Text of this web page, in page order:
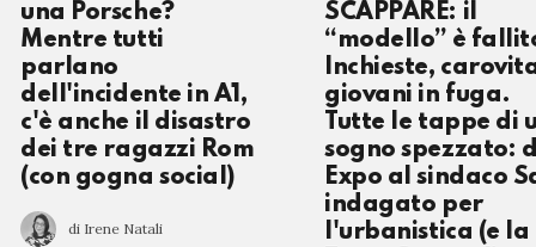
una Porsche?
Mentre tutti
parlano
dell'incidente in A1,
c'è anche il disastro
dei tre ragazzi Rom
(con gogna social)
di Irene Natali
SCAPPARE: il
“modello” è
Inchieste,
giovani in fuga.
Tutte le tappe di
sogno spezzato:
Expo al sindaco
indagato per
l'urbanistica (e la